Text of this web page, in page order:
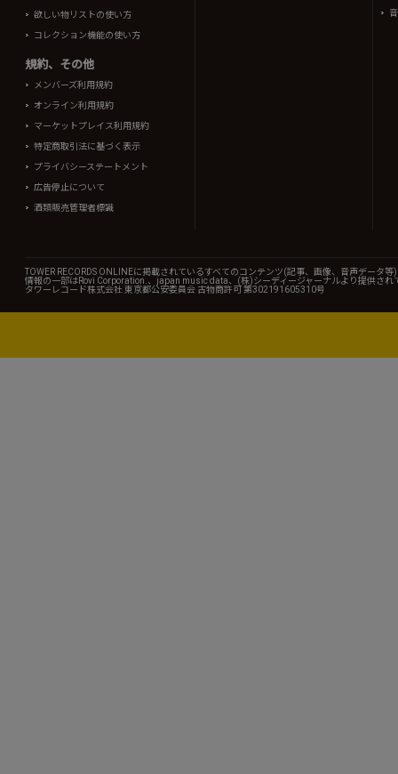
欲しい物リストの使い方
コレクション機能の使い方
規約、その他
メンバーズ利用規約
オンライン利用規約
マーケットプレイス利用規約
特定商取引法に基づく表示
プライバシーステートメント
広告停止について
酒類販売管理者標識
TOWER RECORDS ONLINEに掲載されているすべてのコンテンツ(記事、画像、音声データ
情報の一部はRovi Corporation.、japan music data、(株)シーディージャーナルより提供され
タワーレコード株式会社 東京都公安委員会 古物商許可 第302191605310号